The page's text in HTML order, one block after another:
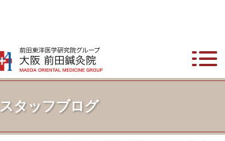
スタッフブログ